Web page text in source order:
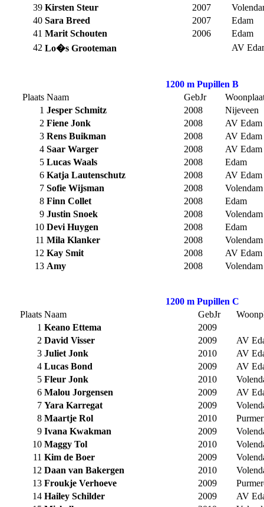
39 Kirsten Steur 2007
40 Sara Breed 2007
Edam
41 Marit Schouten 2006
Edam
42 Lo�s Grooteman AV
1200 m Pupillen B
Plaats Naam GebJr
1 Jesper Schmitz 2008
Nijeveen
2 Fiene Jonk 2008
AV Edam
3 Rens Buikman 2008
AV Edam
4 Saar Warger 2008
AV Edam
5 Lucas Waals 2008
Edam
6 Katja Lautenschutz 2008
AV Edam
7 Sofie Wijsman 2008
Volendam
8 Finn Collet 2008
Edam
9 Justin Snoek 2008
Volendam
10 Devi Huygen 2008
Edam
11 Mila Klanker 2008
Volendam
12 Kay Smit 2008
AV Edam
13 Amy 2008 Volendam
1200 m Pupillen C
Plaats Naam GebJr
1 Keano Ettema
2009
2 David Visser 2009
AV
3 Juliet Jonk 2010
AV
4 Lucas Bond 2009
AV
5 Fleur Jonk 2010
6 Malou Jorgensen 2009
AV
7 Yara Karregat 2009
8 Maartje Rol 2010
9 Ivana Kwakman 2009
10 Maggy Tol 2010
11 Kim de Boer 2009
12 Daan van Bakergen 2010
13 Froukje Verhoeve 2009
14 Hailey Schilder 2009
AV